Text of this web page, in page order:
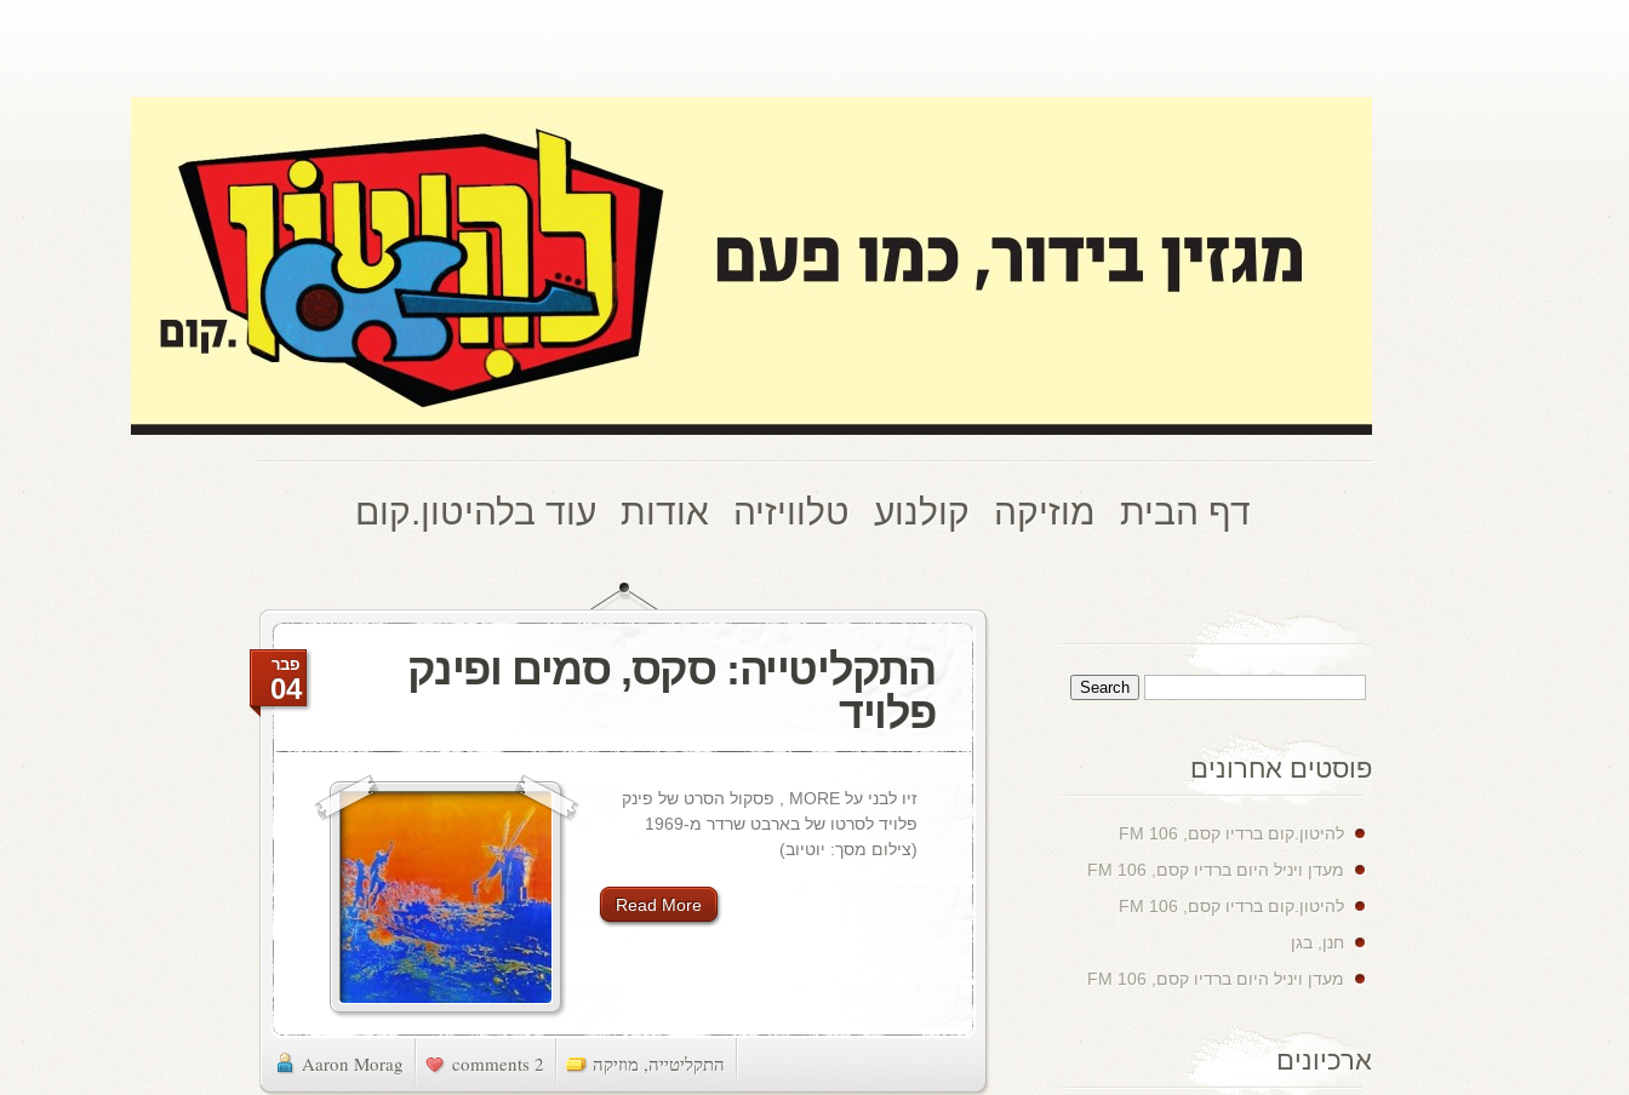
דף הבית מוזיקה קולנוע טלוויזיה אודות עוד בלהיטון.קום
התקליטייה: סקס, סמים ופינק
פלויד
פבר
04
זיו לבני על MORE , פסקול הסרט של פינק
פלויד לסרטו של בארבט שרדר מ-1969
(צילום מסך: יוטיוב)
Read More
Aaron Morag 2 comments התקליטייה, מוזיקה
פוסטים אחרונים
להיטון.קום ברדיו קסם, 106 FM
מעדן ויניל היום ברדיו קסם, 106 FM
להיטון.קום ברדיו קסם, 106 FM
חנן, בגן
מעדן ויניל היום ברדיו קסם, 106 FM
ארכיונים